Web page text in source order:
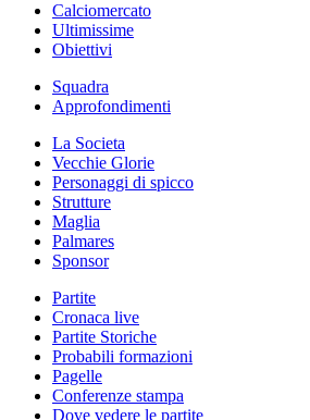
Calciomercato
Ultimissime
Obiettivi
Squadra
Approfondimenti
La Societa
Vecchie Glorie
Personaggi di spicco
Strutture
Maglia
Palmares
Sponsor
Partite
Cronaca live
Partite Storiche
Probabili formazioni
Pagelle
Conferenze stampa
Dove vedere le partite